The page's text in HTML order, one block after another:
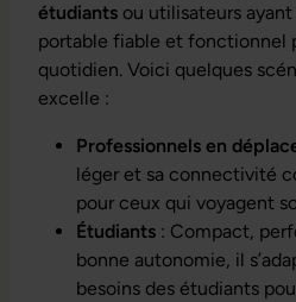
étudiants ou utilisateurs
portable fiable et fonctionnel
quotidien. Voici quelques
excelle :
Professionnels en
léger et sa connectivité
pour ceux qui voyagent
Étudiants : Compact,
bonne autonomie, il
besoins des étudiants